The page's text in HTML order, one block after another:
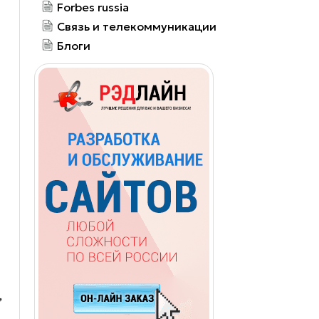
Forbes russia
Связь и телекоммуникации
Блоги